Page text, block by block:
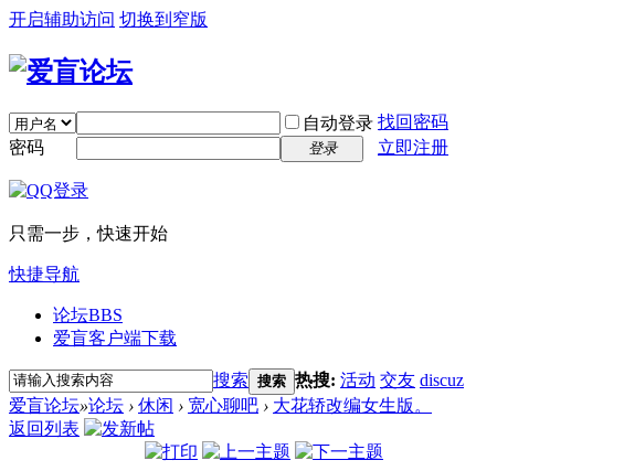
开启辅助访问 切换到窄版
自动登录 找回密码
密码
登录 立即注册
只需一步，快速开始
快捷导航
论坛BBS
爱盲客户端下载
搜索 搜索 热搜: 活动 交友 discuz
爱盲论坛»论坛 › 休闲 › 宽心聊吧 › 大花轿改编女生版。
返回列表